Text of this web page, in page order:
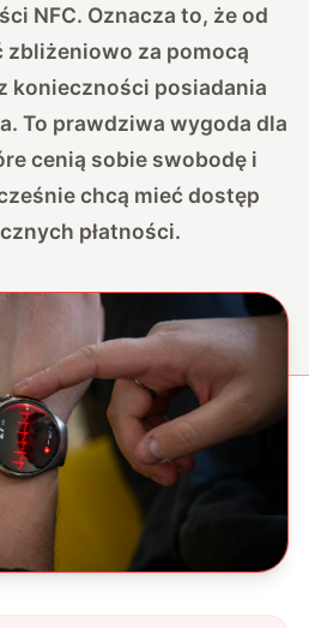
NFC. Oznacza to, że od
zbliżeniowo za pomocą
konieczności posiadania
To prawdziwa wygoda dla
cenią sobie swobodę i
chcą mieć dostęp
płatności.